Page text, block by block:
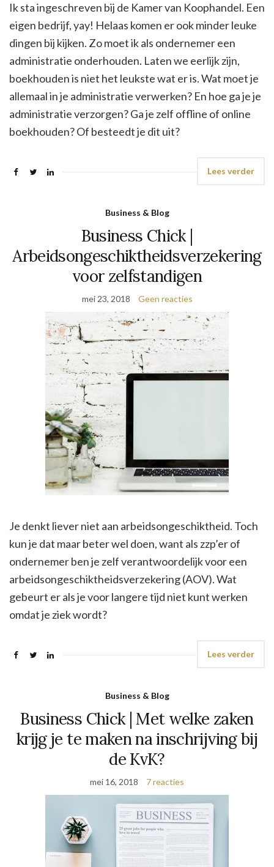
Ik sta ingeschreven bij de Kamer van Koophandel. Een
eigen bedrijf, yay! Helaas komen er ook minder leuke
dingen bij kijken. Zo moet ik als ondernemer een
administratie onderhouden. Laten we eerlijk zijn,
boekhouden is niet het leukste wat er is. Wat moet je
allemaal in je administratie verwerken? En hoe ga je je
administratie verzorgen? Ga je zelf offline of online
boekhouden? Of besteedt je dit uit?
Lees verder
Business & Blog
Business Chick |
Arbeidsongeschiktheidsverzekering
voor zelfstandigen
mei 23, 2018 Geen reacties
Je denkt liever niet aan arbeidsongeschiktheid. Toch
kun je dat maar beter wel doen, want als zzp’er of
ondernemer ben je zelf verantwoordelijk voor een
arbeidsongeschiktheidsverzekering (AOV). Wat
gebeurt er als je voor langere tijd niet kunt werken
omdat je ziek wordt?
Lees verder
Business & Blog
Business Chick | Met welke zaken
krijg je te maken na inschrijving bij
de KvK?
mei 16, 2018 7 reacties